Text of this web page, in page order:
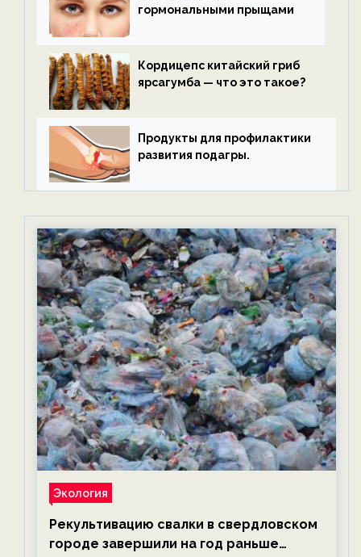
гормональными прыщами
Кордицепс китайский гриб
ярсагумба — что это такое?
Продукты для профилактики
развития подагры.
Экология
Рекультивацию свалки в свердловском
городе завершили на год раньше